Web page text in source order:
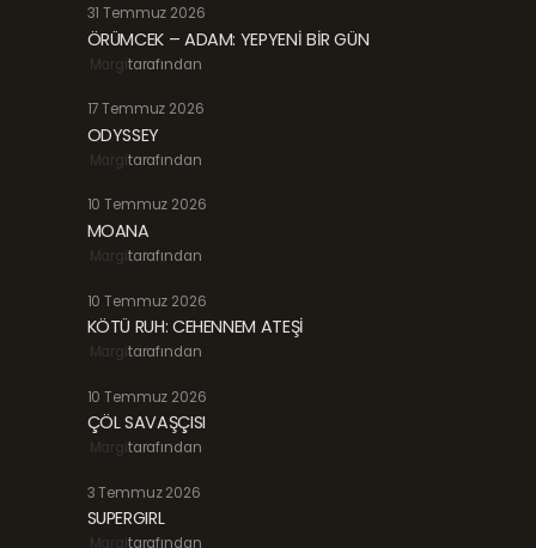
31 Temmuz 2026
ÖRÜMCEK – ADAM: YEPYENİ BİR GÜN
Margitarafından
17 Temmuz 2026
ODYSSEY
Margitarafından
10 Temmuz 2026
MOANA
Margitarafından
10 Temmuz 2026
KÖTÜ RUH: CEHENNEM ATEŞİ
Margitarafından
10 Temmuz 2026
ÇÖL SAVAŞÇISI
Margitarafından
3 Temmuz 2026
SUPERGIRL
Margitarafından